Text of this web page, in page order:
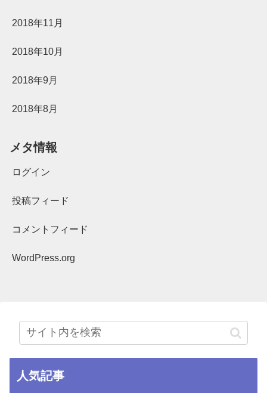
2018年11月
2018年10月
2018年9月
2018年8月
メタ情報
ログイン
投稿フィード
コメントフィード
WordPress.org
人気記事